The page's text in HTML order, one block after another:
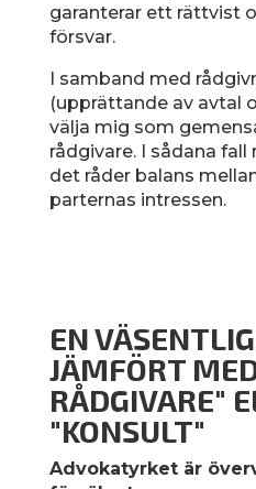
garanterar ett rättvist
försvar.
I samband med
(upprättande av avtal
välja mig som
rådgivare. I sådana
det råder balans
parternas intressen.
EN
JÄMFÖRT
RÅDGIVARE"
"KONSULT"
Advokatyrket är